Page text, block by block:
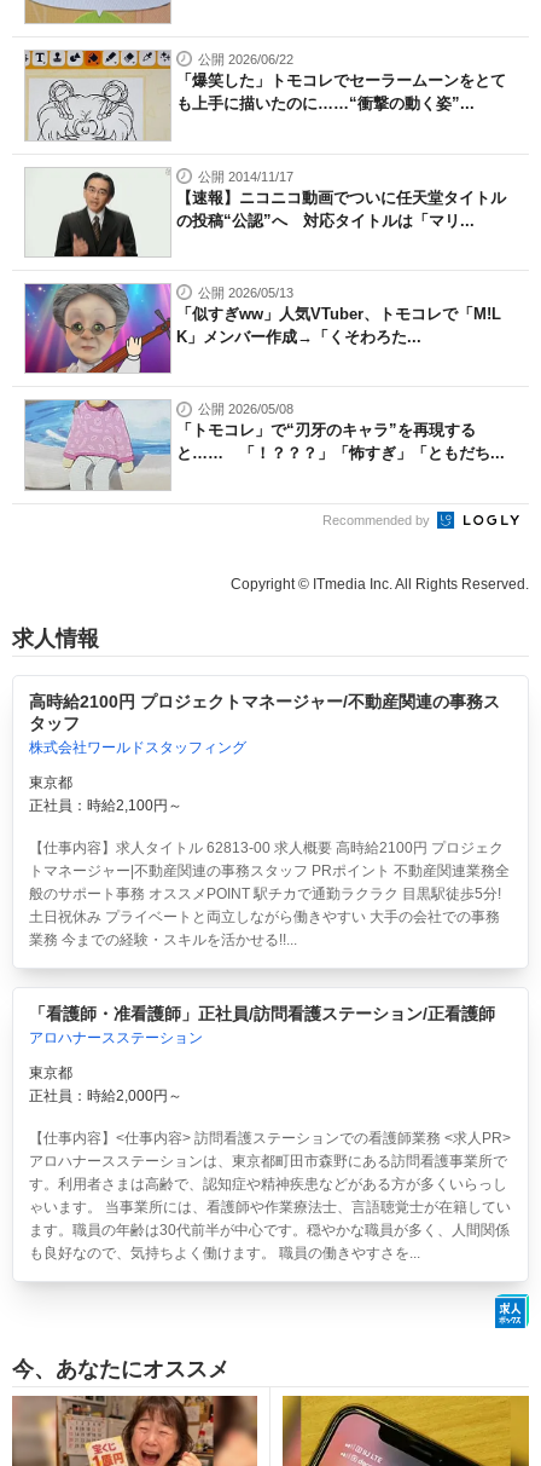
公開 2026/06/22
「爆笑した」トモコレでセーラームーンをとて
も上手に描いたのに……“衝撃の動く姿”...
公開 2014/11/17
【速報】ニコニコ動画でついに任天堂タイトル
の投稿“公認”へ 対応タイトルは「マリ...
公開 2026/05/13
「似すぎww」人気VTuber、トモコレで「M!L
K」メンバー作成→「くそわろた...
公開 2026/05/08
「トモコレ」で“刃牙のキャラ”を再現する
と…… 「！？？？」「怖すぎ」「ともだち...
Recommended by
Copyright © ITmedia Inc. All Rights Reserved.
求人情報
高時給2100円 プロジェクトマネージャー/不動産関連の事務ス
タッフ
株式会社ワールドスタッフィング
東京都
正社員：時給2,100円～
【仕事内容】求人タイトル 62813-00 求人概要 高時給2100円 プロジェク
トマネージャー|不動産関連の事務スタッフ PRポイント 不動産関連業務全
般のサポート事務 オススメPOINT 駅チカで通勤ラクラク 目黒駅徒歩5分!
土日祝休み プライベートと両立しながら働きやすい 大手の会社での事務
業務 今までの経験・スキルを活かせる!!...
「看護師・准看護師」正社員/訪問看護ステーション/正看護師
アロハナースステーション
東京都
正社員：時給2,000円～
【仕事内容】<仕事内容> 訪問看護ステーションでの看護師業務 <求人PR>
アロハナースステーションは、東京都町田市森野にある訪問看護事業所で
す。利用者さまは高齢で、認知症や精神疾患などがある方が多くいらっし
ゃいます。 当事業所には、看護師や作業療法士、言語聴覚士が在籍してい
ます。職員の年齢は30代前半が中心です。穏やかな職員が多く、人間関係
も良好なので、気持ちよく働けます。 職員の働きやすさを...
今、あなたにオススメ